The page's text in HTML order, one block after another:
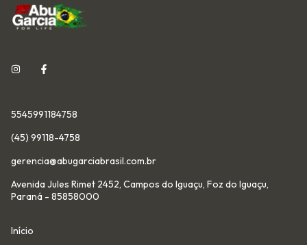
5545991184758
(45) 99118-4758
gerencia@abugarciabrasil.com.br
Avenida Jules Rimet 2452, Campos do Iguaçu, Foz do Iguaçu,
Paraná - 85858000
Início